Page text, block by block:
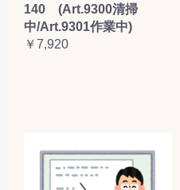
140 (Art.9300清掃
中/Art.9301作業中)
￥7,920